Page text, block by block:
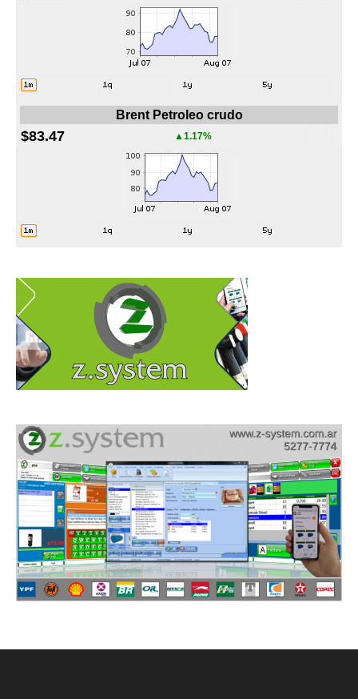
Brent Petroleo crudo
$83.47 ▲1.17%